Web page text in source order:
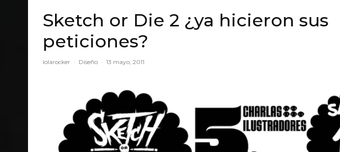
Sketch or Die 2 ¿ya hicieron sus
peticiones?
lolarocker · Diseño · 13 mayo, 2011